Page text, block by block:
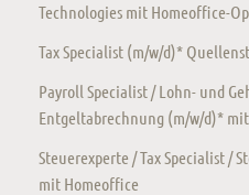
Technologies mit Homeoffice-
Tax Specialist (m/w/d)*
Payroll Specialist / Lohn- und
Entgeltabrechnung (m/w/d)* mit
Steuerexperte / Tax Specialist /
mit Homeoffice